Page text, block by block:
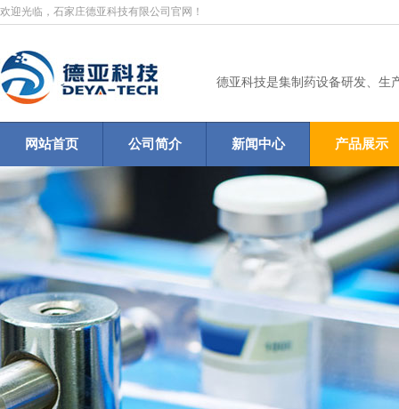
欢迎光临，石家庄德亚科技有限公司官网！
德亚科技是集制药设备研发、生
网站首页 公司简介 新闻中心 产品展示